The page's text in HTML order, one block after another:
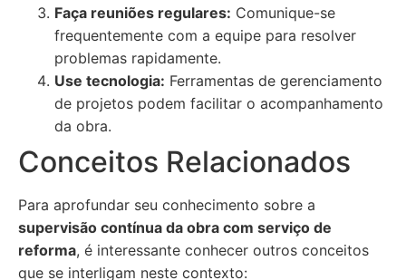
Faça reuniões regulares: Comunique-se
frequentemente com a equipe para resolver
problemas rapidamente.
Use tecnologia: Ferramentas de gerenciamento
de projetos podem facilitar o acompanhamento
da obra.
Conceitos Relacionados
Para aprofundar seu conhecimento sobre a
supervisão contínua da obra com serviço de
reforma, é interessante conhecer outros conceitos
que se interligam neste contexto: